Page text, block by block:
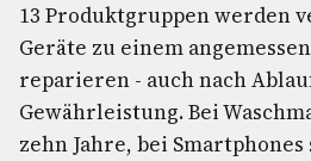
13 Produktgruppen werden
Geräte zu einem
reparieren - auch nach
Gewährleistung. Bei
zehn Jahre, bei